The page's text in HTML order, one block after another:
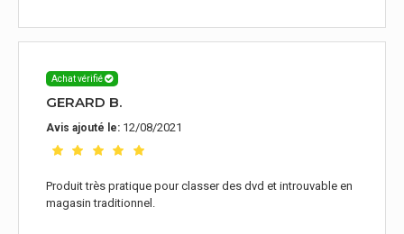
Achat vérifié
GERARD B.
Avis ajouté le: 12/08/2021
Produit très pratique pour classer des dvd et introuvable en
magasin traditionnel.